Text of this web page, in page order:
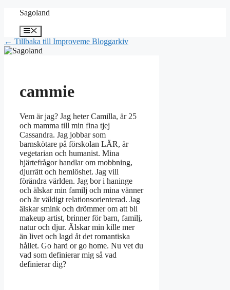
Hoppa
innehåll
Sagoland
Meny
← Tillbaka till Improveme Bloggarkiv
cammie
Vem är jag? Jag heter Camilla, är 25
och mamma till min fina tjej
Cassandra. Jag jobbar som
barnskötare på förskolan LÄR, är
vegetarian och humanist. Mina
hjärtefrågor handlar om mobbning,
djurrätt och hemlöshet. Jag vill
förändra världen. Jag bor i haninge
och älskar min familj och mina vänner
och är väldigt relationsorienterad. Jag
älskar smink och drömmer om att bli
makeup artist, brinner för barn, familj,
natur och djur. Älskar min kille mer
än livet och lagd åt det romantiska
hållet. Go hard or go home. Nu vet du
vad som definierar mig så vad
definierar dig?